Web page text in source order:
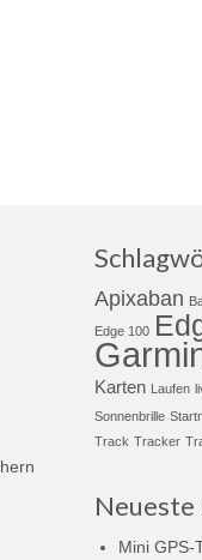
Apixaban
Edge 100
Karten Laufen
Sonnenbrille
Track Tracker
Neueste
Mini GPS-